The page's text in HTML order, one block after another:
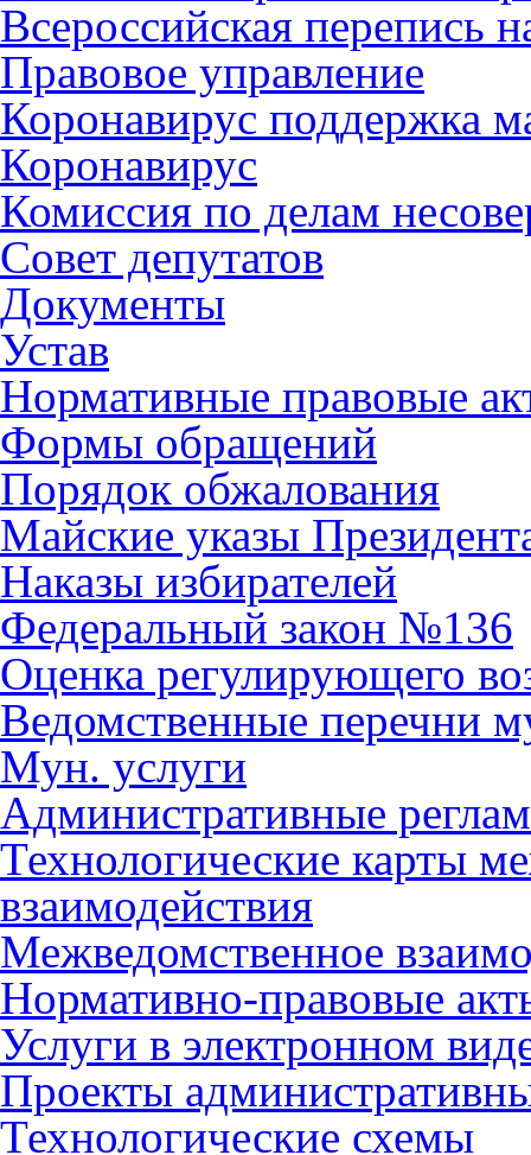
Всероссийская перепись
Правовое управление
Коронавирус поддержка
Коронавирус
Комиссия по делам
Совет депутатов
Документы
Устав
Нормативные правовые
Формы обращений
Порядок обжалования
Майские указы
Наказы избирателей
Федеральный закон №136
Оценка регулирующего
Ведомственные перечни
Мун. услуги
Административные
Технологические карты
взаимодействия
Межведомственное
Нормативно-правовые
Услуги в электронном
Проекты
Технологические схемы